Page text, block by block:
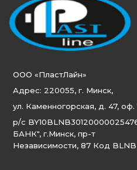
ООО «ПластЛайн»
Адрес: 220055, г. Минск,
ул. Каменногорская, д. 47, оф.
р/с
БАНК", г.Минск, пр-т
Независимости, 87 Код